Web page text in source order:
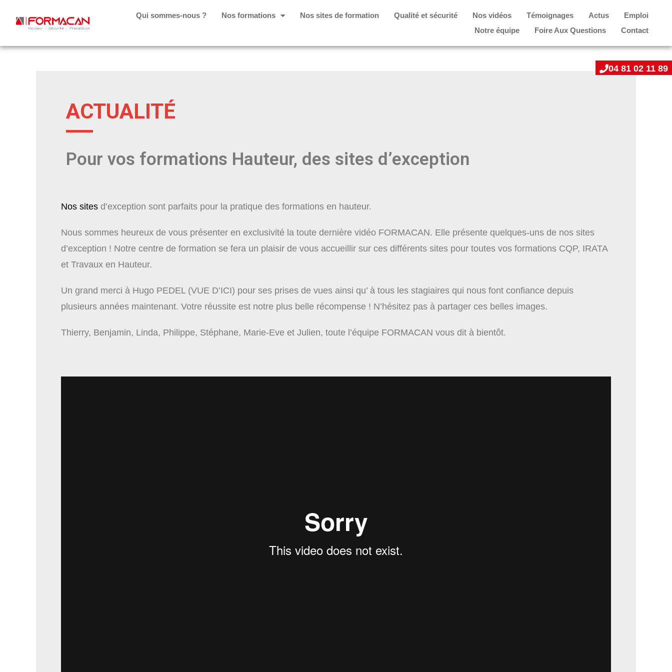
Qui sommes-nous ? Nos formations Nos sites de formation Qualité et sécurité Nos vidéos Témoignages Actus
Emploi
Notre équipe
Foire Aux Questions Contact
04 81 02 11 89
ACTUALITÉ
Pour vos formations Hauteur, des sites d’exception
Nos sites d’exception sont parfaits pour la pratique des formations en hauteur.
Nous sommes heureux de vous présenter en exclusivité la toute dernière vidéo FORMACAN. Elle présente quelques-uns de nos sites
d’exception ! Notre centre de formation se fera un plaisir de vous accueillir sur ces différents sites pour toutes vos formations CQP, IRATA
et Travaux en Hauteur.
Un grand merci à Hugo PEDEL (VUE D’ICI) pour ses prises de vues ainsi qu’ à tous les stagiaires qui nous font confiance depuis
plusieurs années maintenant. Votre réussite est notre plus belle récompense ! N’hésitez pas à partager ces belles images.
Thierry, Benjamin, Linda, Philippe, Stéphane, Marie-Eve et Julien, toute l’équipe FORMACAN vous dit à bientôt.